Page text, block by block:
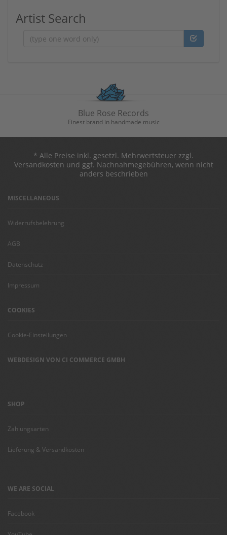
Artist Search
Artist
Blue Rose Records
Finest brand in handmade music
* Alle Preise inkl. gesetzl. Mehrwertsteuer zzgl.
Versandkosten und ggf. Nachnahmegebühren, wenn nicht
anders beschrieben
MISCELLANEOUS
Widerrufsbelehrung
AGB
Datenschutz
Impressum
COOKIES
Cookie-Einstellungen
WEBDESIGN VON CI COMMERCE GMBH
SHOP
Zahlungsarten
Lieferung & Versandkosten
WE ARE SOCIAL
Facebook